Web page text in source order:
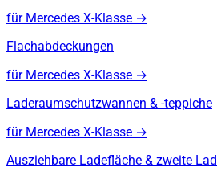
für Mercedes X-Klasse →
Flachabdeckungen
für Mercedes X-Klasse →
Laderaumschutzwannen & -teppiche
für Mercedes X-Klasse →
Ausziehbare Ladefläche & zweite